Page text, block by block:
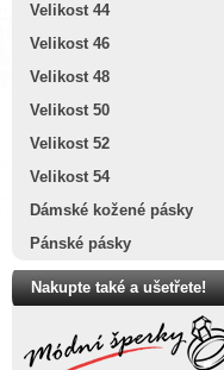
Velikost 44
Velikost 46
Velikost 48
Velikost 50
Velikost 52
Velikost 54
Dámské kožené pásky
Pánské pásky
Nakupte také a ušetřete!